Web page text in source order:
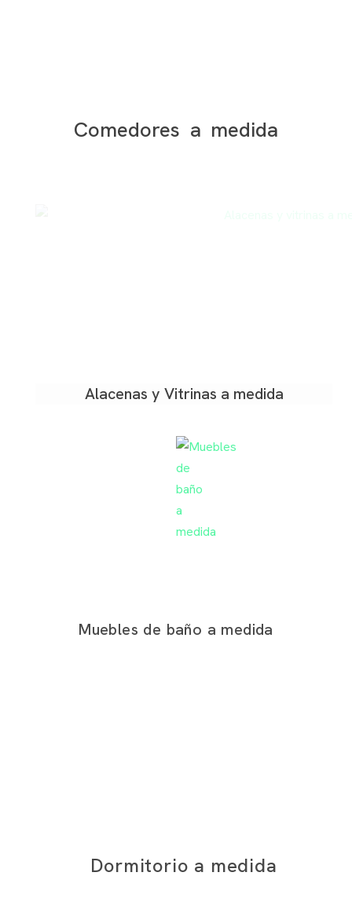
Comedores a medida
Alacenas y Vitrinas a medida
Muebles de baño a medida
Dormitorio a medida